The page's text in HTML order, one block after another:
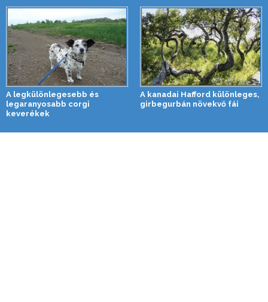
A legkülönlegesebb és
legaranyosabb corgi
keverékek
A kanadai Hafford különleges,
girbegurbán növekvő fái